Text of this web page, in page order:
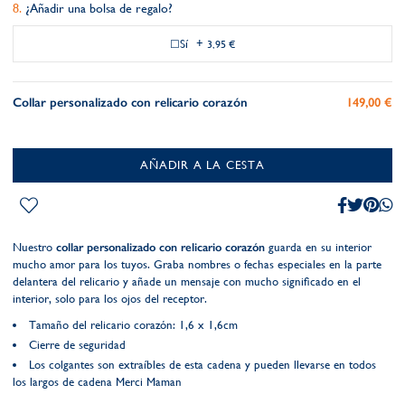
¿Añadir una bolsa de regalo?
Sí + 3,95 €
Collar personalizado con relicario corazón 149,00 €
AÑADIR A LA CESTA
Nuestro collar personalizado con relicario corazón guarda en su interior
mucho amor para los tuyos. Graba nombres o fechas especiales en la parte
delantera del relicario y añade un mensaje con mucho significado en el
interior, solo para los ojos del receptor.
Tamaño del relicario corazón: 1,6 x 1,6cm
Cierre de seguridad
Los colgantes son extraíbles de esta cadena y pueden llevarse en todos
los largos de cadena Merci Maman